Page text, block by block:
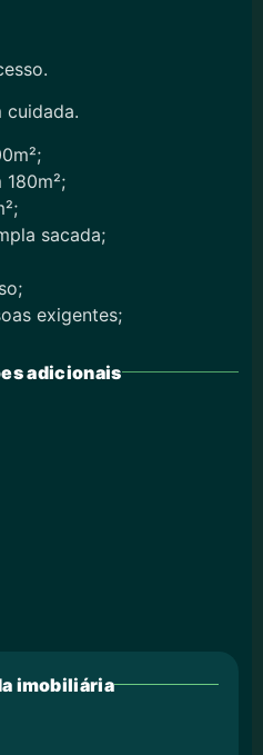
cuidada.
sacada;
exigentes;
adicionais
imobiliária